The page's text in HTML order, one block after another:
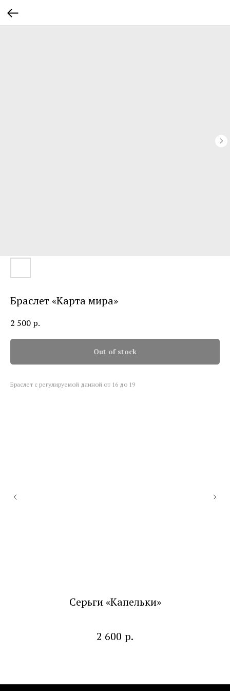
Браслет «Карта мира»
2 500 р.
Out of stock
Браслет с регулируемой длиной от 16 до 19
Серьги «Капельки»
2 600 р.